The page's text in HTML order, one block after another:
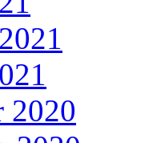
2020